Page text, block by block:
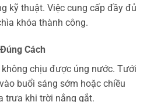
kỹ thuật. Việc cung cấp đầy đủ
khóa thành công.
Cách
chịu được úng nước. Tưới
buổi sáng sớm hoặc chiều
trưa khi trời nắng gắt.